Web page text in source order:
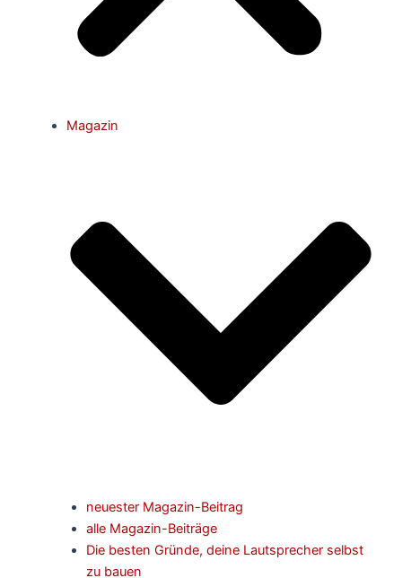
Magazin
neuester Magazin-Beitrag
alle Magazin-Beiträge
Die besten Gründe, deine Lautsprecher selbst
zu bauen